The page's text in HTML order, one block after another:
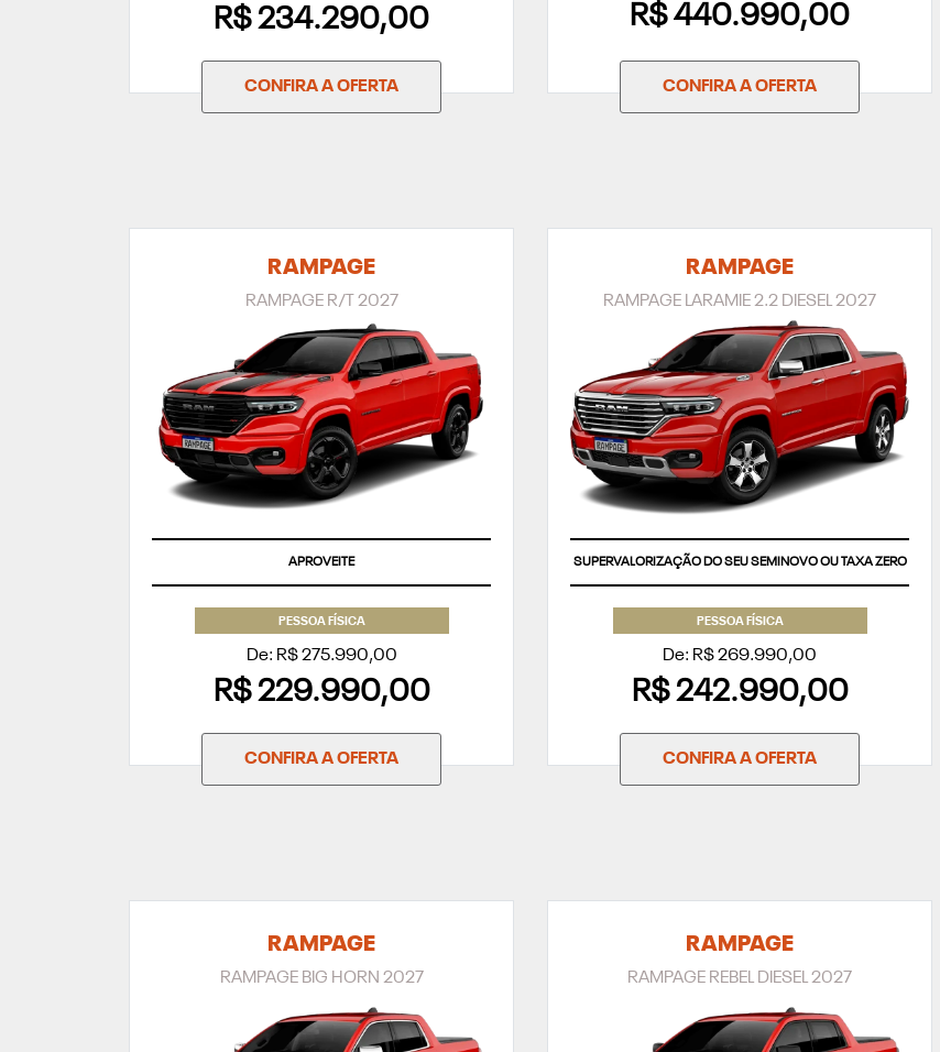
R$ 234.290,00
CONFIRA A OFERTA
R$ 440.990,00
CONFIRA A OFERTA
RAMPAGE
RAMPAGE R/T 2027
APROVEITE
PESSOA FÍSICA
De: R$ 275.990,00
R$ 229.990,00
CONFIRA A OFERTA
RAMPAGE
RAMPAGE LARAMIE 2.2 DIESEL 2027
SUPERVALORIZAÇÃO DO SEU SEMINOVO OU TAXA ZERO
PESSOA FÍSICA
De: R$ 269.990,00
R$ 242.990,00
CONFIRA A OFERTA
RAMPAGE
RAMPAGE BIG HORN 2027
RAMPAGE
RAMPAGE REBEL DIESEL 2027